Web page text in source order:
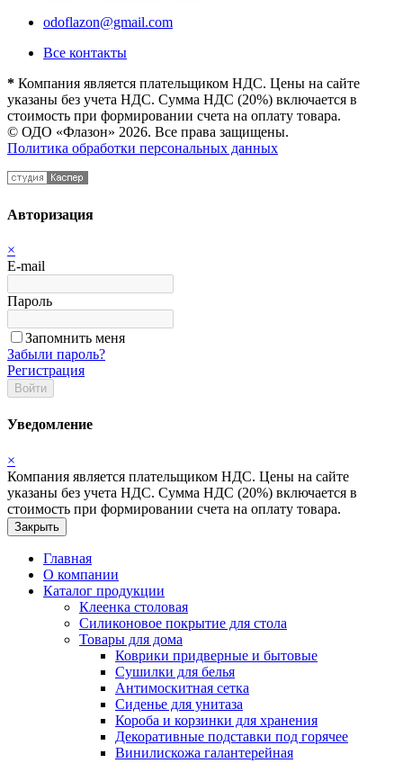
odoflazon@gmail.com
Все контакты
* Компания является плательщиком НДС. Цены на сайте
указаны без учета НДС. Сумма НДС (20%) включается в
стоимость при формировании счета на оплату товара.
© ОДО «Флазон» 2026. Все права защищены.
Политика обработки персональных данных
Авторизация
×
E-mail
Пароль
Запомнить меня
Забыли пароль?
Регистрация
Войти
Уведомление
×
Компания является плательщиком НДС. Цены на сайте
указаны без учета НДС. Сумма НДС (20%) включается в
стоимость при формировании счета на оплату товара.
Закрыть
Главная
О компании
Каталог продукции
Клеенка столовая
Силиконовое покрытие для стола
Товары для дома
Коврики придверные и бытовые
Сушилки для белья
Антимоскитная сетка
Сиденье для унитаза
Короба и корзинки для хранения
Декоративные подставки под горячее
Винилискожа галантерейная